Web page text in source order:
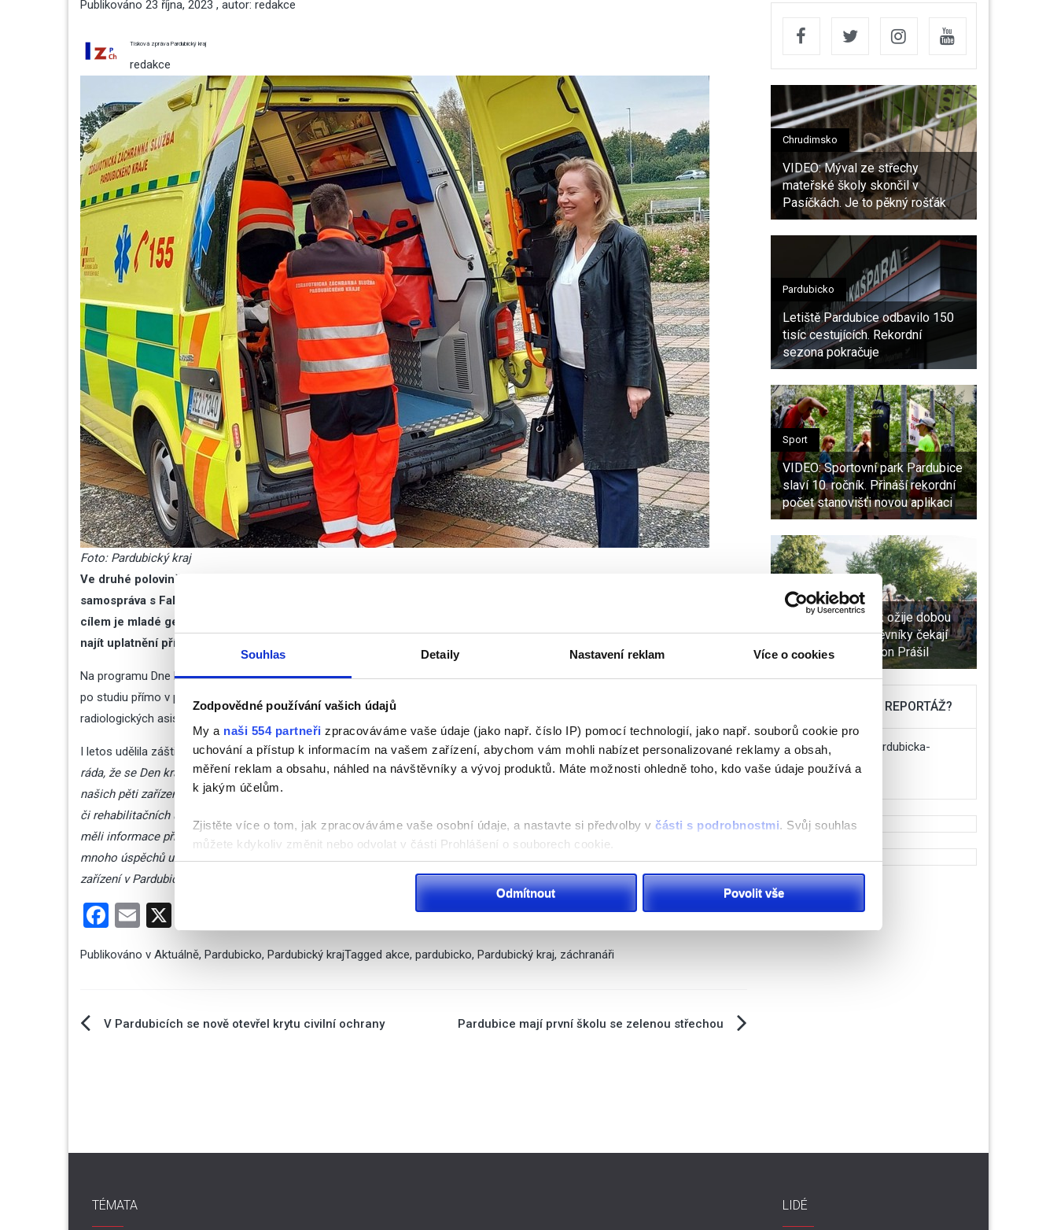
Souhlas Detaily Nastavení reklam Více o cookies
Zodpovědné používání vašich údajů
My a naši 554 partneři zpracováváme vaše údaje (jako např. číslo IP) pomocí technologií, jako např. souborů cookie pro
uchování a přístup k informacím na vašem zařízení, abychom vám mohli nabízet personalizované reklamy a obsah,
měření reklam a obsahu, náhled na návštěvníky a vývoj produktů. Máte možnosti ohledně toho, kdo vaše údaje používá a
k jakým účelům.
Zjistěte více o tom, jak zpracováváme vaše osobní údaje, a nastavte si předvolby v části s podrobnostmi. Svůj souhlas
můžete kdykoliv změnit nebo odvolat v části Prohlášení o souborech cookie.
K personalizaci obsahu a reklam, poskytování funkcí sociálních médií a analýze naší návštěvnosti využíváme soubory
cookie. Informace o tom, jak náš web používáte, sdílíme se svými partnery pro sociální média, inzerci a analýzy. Partneři
Odmítnout Povolit vše
Publikováno 23 října, 2023 , autor: redakce
Tisková zpráva Pardubický kraj
redakce
Foto: Pardubický kraj
Ve druhé polovině října se uskutečnil již třetí ročník Dne krajského zdravotnictví. Na akci spolupracuje krajská
samospráva s Fakultou zdravotnických studií Univerzity Pardubice a Střední zdravotnickou školou Pardubice. Jejím
cílem je mladé generaci poskytnout maximum informací o studijních oborech, nabídce zaměstnání, praxí a pomoci jim
najít uplatnění přímo v našem regionu.
Na programu Dne krajského zdravotnictví byly interaktivní workshopy, soutěže, informace o výuce i o tom, co na absolventy čeká
po studiu přímo v praxi. Návštěvníci se mohli blíže seznámit s posláním a prací praktických a všeobecných sester, porodních a
radiologických asistentů, záchranářů a zdravotně-sociálních pracovníků.
I letos udělila záštitu této vzdělávací a osvětové akci náměstkyně hejtmana pro zdravotnictví Michaela Matoušková. „Jsem velice
ráda, že se Den krajského zdravotnictví uchytil a opět na něj zamířily desítky studentů. Těm jsme nabídli perspektivní práci v
našich pěti zařízeních Nemocnice Pardubického kraje, ale i v dalších příspěvkových organizacích, například v záchranné službě
či rehabilitačních ústavech. Do akce se zapojili studenti Fakulty zdravotnických studií Univerzity Pardubice, takže účastníci
měli informace přímo od mladých lidí, kteří se připravují na práci ve zdravotnických profesích. Středoškolákům jsem popřála
mnoho úspěchů u maturit a doufám, že se s nimi opět někdy setkám buď na fakultě, nebo přímo v některém ze zdravotnických
zařízení v Pardubickém kraji
,“ sdělila Michaela Matoušková. UvedlPardubický krajna svém webu.
Facebook
Email
Publikováno v Aktuálně, Pardubicko, Pardubický krajTagged akce, pardubicko, Pardubický kraj, záchranáři
Navigace
V Pardubicích se nově otevřel krytu civilní ochrany Pardubice mají první školu se zelenou střechou
Chrudimsko
VIDEO: Mýval ze střechy
mateřské školy skončil v
Pasíčkách. Je to pěkný rošťák
Pardubicko
Letiště Pardubice odbavilo 150
tisíc cestujících. Rekordní
sezona pokračuje
Sport
VIDEO: Sportovní park Pardubice
slaví 10. ročník. Přináší rekordní
počet stanovišťi novou aplikaci
Kultura
Pardubický zámek ožije dobou
Pernštejnů. Návštěvníky čekají
kanony, šerm i Baron Prášil
MÁTE NÁMĚT NA REPORTÁŽ?
infozchrudimskapardubicka-
press@seznam.cz
TÉMATA LIDÉ